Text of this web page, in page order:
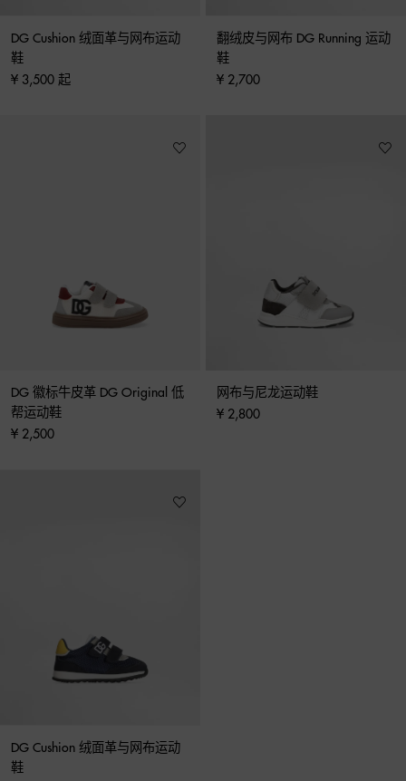
DG Cushion 绒面革与网布运动
鞋
¥ 3,500 起
翻绒皮与网布 DG Running 运动
鞋
¥ 2,700
DG 徽标牛皮革 DG Original 低
帮运动鞋
¥ 2,500
网布与尼龙运动鞋
¥ 2,800
DG Cushion 绒面革与网布运动
鞋